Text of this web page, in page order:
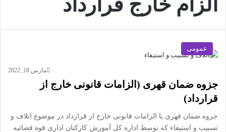
عمومی
مارس 18, 2022
جزوه ضمان قهری (الزامات قانونی خارج از
قرارداد)
جزوه ضمان قهری یا الزامات قانونی خارج از قرارداد در موضوع اتلاف و
تسبیب و استیفاء که توسط اداره کل آموزش کارکنان اداری قوه قضائیه